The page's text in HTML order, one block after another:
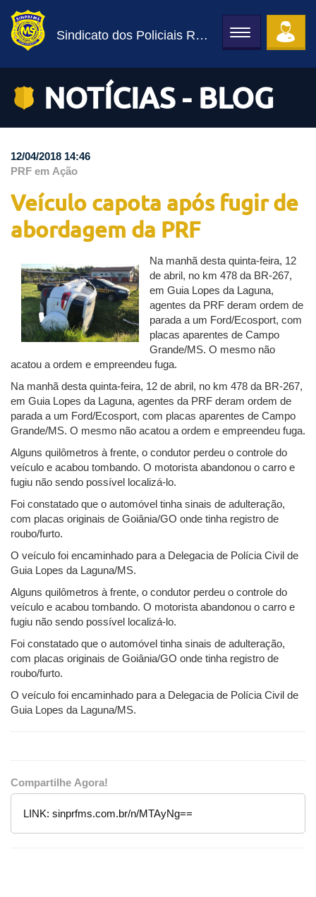
Sindicato dos Policiais Rodoviários Federais
Toggle
navigation
NOTÍCIAS - BLOG
12/04/2018 14:46
PRF em Ação
Veículo capota após fugir de
abordagem da PRF
Na manhã desta quinta-feira, 12
de abril, no km 478 da BR-267,
em Guia Lopes da Laguna,
agentes da PRF deram ordem de
parada a um Ford/Ecosport, com
placas aparentes de Campo
Grande/MS. O mesmo não
acatou a ordem e empreendeu fuga.
Na manhã desta quinta-feira, 12 de abril, no km 478 da BR-267,
em Guia Lopes da Laguna, agentes da PRF deram ordem de
parada a um Ford/Ecosport, com placas aparentes de Campo
Grande/MS. O mesmo não acatou a ordem e empreendeu fuga.
Alguns quilômetros à frente, o condutor perdeu o controle do
veículo e acabou tombando. O motorista abandonou o carro e
fugiu não sendo possível localizá-lo.
Foi constatado que o automóvel tinha sinais de adulteração,
com placas originais de Goiânia/GO onde tinha registro de
roubo/furto.
O veículo foi encaminhado para a Delegacia de Polícia Civil de
Guia Lopes da Laguna/MS.
Alguns quilômetros à frente, o condutor perdeu o controle do
veículo e acabou tombando. O motorista abandonou o carro e
fugiu não sendo possível localizá-lo.
Foi constatado que o automóvel tinha sinais de adulteração,
com placas originais de Goiânia/GO onde tinha registro de
roubo/furto.
O veículo foi encaminhado para a Delegacia de Polícia Civil de
Guia Lopes da Laguna/MS.
Compartilhe Agora!
LINK: sinprfms.com.br/n/MTAyNg==